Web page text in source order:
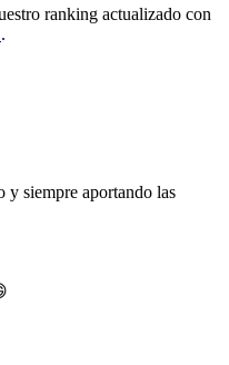
ranking actualizado con
.
y siempre aportando las